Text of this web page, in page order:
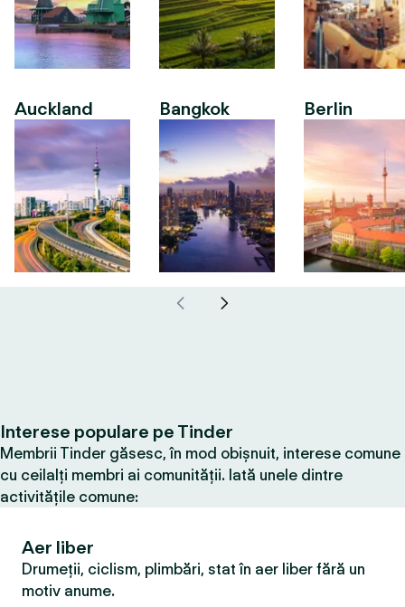
Auckland Bangkok Berlin
Interese populare pe Tinder
Membrii Tinder găsesc, în mod obișnuit, interese comune
cu ceilalți membri ai comunității. Iată unele dintre
activitățile comune:
Aer liber
Drumeții, ciclism, plimbări, stat în aer liber fără un
motiv anume.